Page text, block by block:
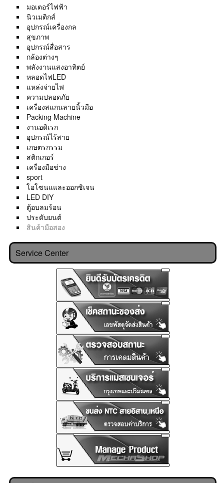
มอเตอร์ไฟฟ้า
นิวเมติกส์
อุปกรณ์เครื่องกล
สุขภาพ
อุปกรณ์สื่อสาร
กล้องต่างๆ
พลังงานแสงอาทิตย์
หลอดไฟLED
แหล่งจ่ายไฟ
ความปลอดภัย
เครื่องสแกนลายนิ้วมือ
Packing Machine
งานอดิเรก
อุปกรณ์ไร้สาย
เกษตรกรรม
สติกเกอร์
เครื่องมือช่าง
sport
โอโซนแและออกซิเจน
LED DIY
ตู้อบลมร้อน
ประดับยนต์
สินค้ามือสอง
Service Center